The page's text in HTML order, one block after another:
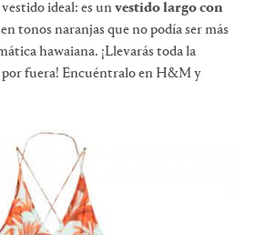
ideal: es unvestido largo con
en tonos naranjas que no podía ser más
hawaiana. ¡Llevarás toda la
fuera! Encuéntralo en H&M y